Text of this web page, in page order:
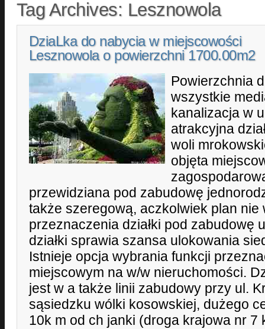
Tag Archives: Lesznowola
DziaLka do nabycia w miejscowości
Lesznowola o powierzchni 1700.00m2
Powierzchnia
wszystkie
kanalizacja w
atrakcyjna
woli
objęta
przewidziana pod zabudowę
także szeregową, aczkolwiek plan nie
przeznaczenia działki pod zabudowę
działki sprawia szansa ulokowania
Istnieje opcja wybrania funkcji
miejscowym na w/w nieruchomości.
jest w a także linii zabudowy przy ul.
sąsiedzku wólki kosowskiej, dużego
10k m od ch janki (droga krajowa nr 7